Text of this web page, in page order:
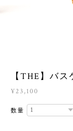
【THE】バ
¥23,100
数量